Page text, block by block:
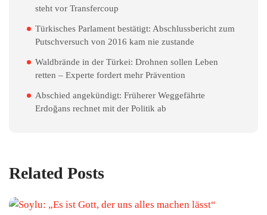
steht vor Transfercoup
Türkisches Parlament bestätigt: Abschlussbericht zum
Putschversuch von 2016 kam nie zustande
Waldbrände in der Türkei: Drohnen sollen Leben
retten – Experte fordert mehr Prävention
Abschied angekündigt: Früherer Weggefährte
Erdoğans rechnet mit der Politik ab
Related Posts